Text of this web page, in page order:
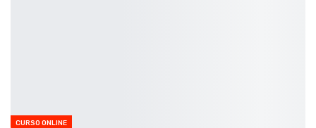
CURSO ONLINE